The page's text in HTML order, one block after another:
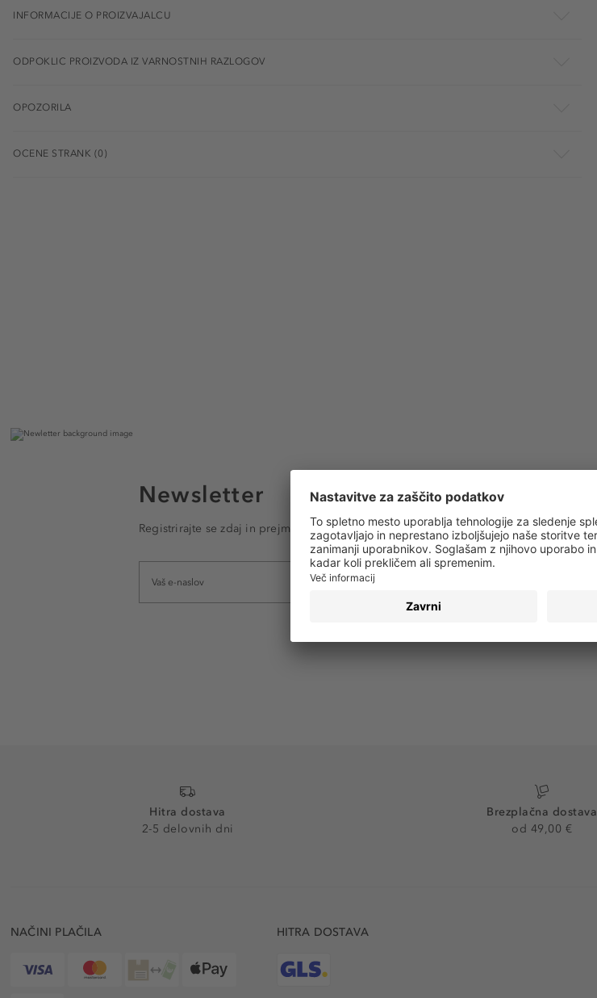
INFORMACIJE O PROIZVAJALCU
ODPOKLIC PROIZVODA IZ VARNOSTNIH RAZLOGOV
OPOZORILA
OCENE STRANK (0)
Newsletter
Registrirajte se zdaj in prejmite e-poštna obvestila o vseh trendih in ponudbah!
Hitra dostava
2-5 delovnih dni
Brezplačna dostava
od 49,00 €
NAČINI PLAČILA HITRA DOSTAVA